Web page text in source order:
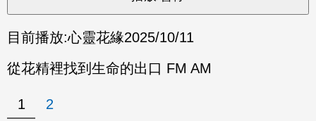
目前播放:心靈花緣2025/10/11
從花精裡找到生命的出口 FM AM
1 2